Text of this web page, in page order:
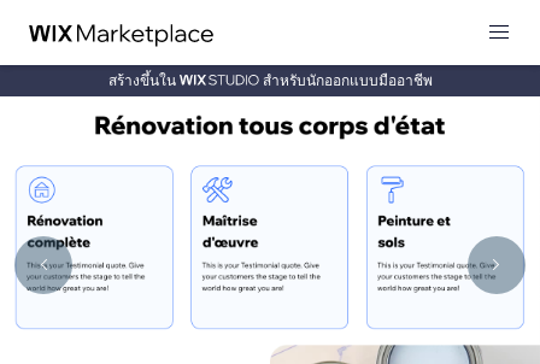
สร้างขึ้นใน สำหรับนักออกแบบมืออาชีพ